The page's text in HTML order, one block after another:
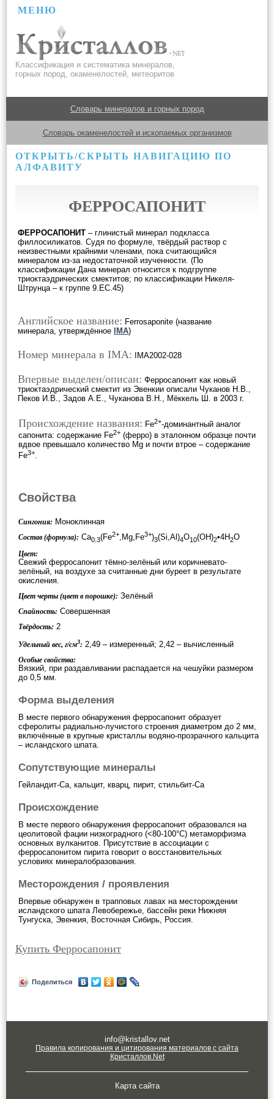
МЕНЮ
Классификация и систематика минералов,
горных пород, окаменелостей, метеоритов
Словарь минералов и горных пород
Словарь окаменелостей и ископаемых организмов
ОТКРЫТЬ/СКРЫТЬ НАВИГАЦИЮ ПО
АЛФАВИТУ
ФЕРРОСАПОНИТ
ФЕРРОСАПОНИТ – глинистый минерал подкласса
филлосиликатов. Судя по формуле, твёрдый раствор с
неизвестными крайними членами, пока считающийся
минералом из-за недостаточной изученности. (По
классификации Дана минерал относится к подгруппе
триоктаэдрических смектитов; по классификации Никеля-
Штрунца – к группе 9.EC.45)
Английское название: Ferrosaponite (название
минерала, утверждённое
IMA)
Номер минерала в IMA: IMA2002-028
Впервые выделен/описан: Ферросапонит как новый
триоктаэдрический смектит из Эвенкии описали Чуканов Н.В.,
Пеков И.В., Задов А.Е., Чуканова В.Н., Мёккель Ш. в 2003 г.
Происхождение названия: Fе2+-доминантный аналог
сапонита: содержание Fe2+ (ферро) в эталонном образце почти
вдвое превышало количество Mg и почти втрое – содержание
Fe3+.
Свойства
Сингония: Моноклинная
Состав (формула): Ca0.3(Fe2+ ,Mg,Fe3+)3(Si,Al)4O10(OH)2•4H2O
Цвет:
Свежий ферросапонит тёмно-зелёный или коричневато-
зелёный, на воздухе за считанные дни буреет в результате
окисления.
Цвет черты (цвет в порошке): Зелёный
Спайность: Совершенная
Твёрдость: 2
Удельный вес, г/см3: 2,49 – измеренный; 2,42 – вычисленный
Особые свойства:
Вязкий, при раздавливании распадается на чешуйки размером
до 0,5 мм.
Форма выделения
В месте первого обнаружения ферросапонит образует
сферолиты радиально-лучистого строения диаметром до 2 мм,
включённые в крупные кристаллы водяно-прозрачного кальцита
– исландского шпата.
Сопутствующие минералы
Гейландит-Са, кальцит, кварц, пирит, стильбит-Са
Происхождение
В месте первого обнаружения ферросапонит образовался на
цеолитовой фации низкоградного (<80-100°С) метаморфизма
основных вулканитов. Присутствие в ассоциации с
ферросапонитом пирита говорит о восстановительных
условиях минералобразования.
Месторождения / проявления
Впервые обнаружен в трапповых лавах на месторождении
исландского шпата Левобережье, бассейн реки Нижняя
Тунгуска, Эвенкия, Восточная Сибирь, Россия.
Купить Ферросапонит
Поделиться
info@kristallov.net
Правила копирования и цитирования материалов с сайта
Кристаллов.Net
Карта сайта